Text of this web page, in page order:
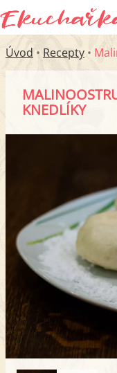
Úvod • Recepty •
KNEDLÍKY